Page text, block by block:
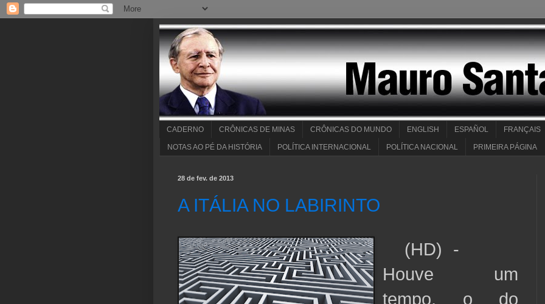
CADERNO CRÔNICAS DE MINAS CRÔNICAS DO MUNDO ENGLISH ESPAÑOL FRANÇAIS
NOTAS AO PÉ DA HISTÓRIA POLÍTICA INTERNACIONAL POLÍTICA NACIONAL PRIMEIRA PÁGINA
28 de fev. de 2013
A ITÁLIA NO LABIRINTO
(HD) -
Houve um
tempo, o do